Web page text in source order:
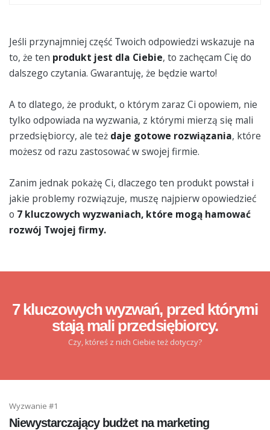
Jeśli przynajmniej część Twoich odpowiedzi wskazuje na
to, że ten produkt jest dla Ciebie, to zachęcam Cię do
dalszego czytania. Gwarantuję, że będzie warto!
A to dlatego, że produkt, o którym zaraz Ci opowiem, nie
tylko odpowiada na wyzwania, z którymi mierzą się mali
przedsiębiorcy, ale też daje gotowe rozwiązania, które
możesz od razu zastosować w swojej firmie.
Zanim jednak pokażę Ci, dlaczego ten produkt powstał i
jakie problemy rozwiązuje, muszę najpierw opowiedzieć
o 7 kluczowych wyzwaniach, które mogą hamować
rozwój Twojej firmy.
7 kluczowych wyzwań, przed którymi
stają mali przedsiębiorcy.
Czy, któreś z nich Ciebie też dotyczy?
Wyzwanie #1
Niewystarczający budżet na marketing